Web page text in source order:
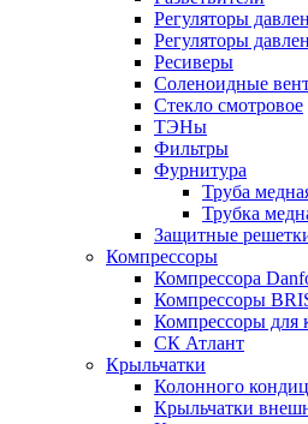
Регуляторы
Регуляторы
Ресиверы
Соленоидные
Стекло смотровое
ТЭНы
Фильтры
Фурнитура
Труба
Трубка
Защитные
Компрессоры
Компрессора
Компрессоры
Компрессоры для
СК Атлант
Крыльчатки
Колонного
Крыльчатки